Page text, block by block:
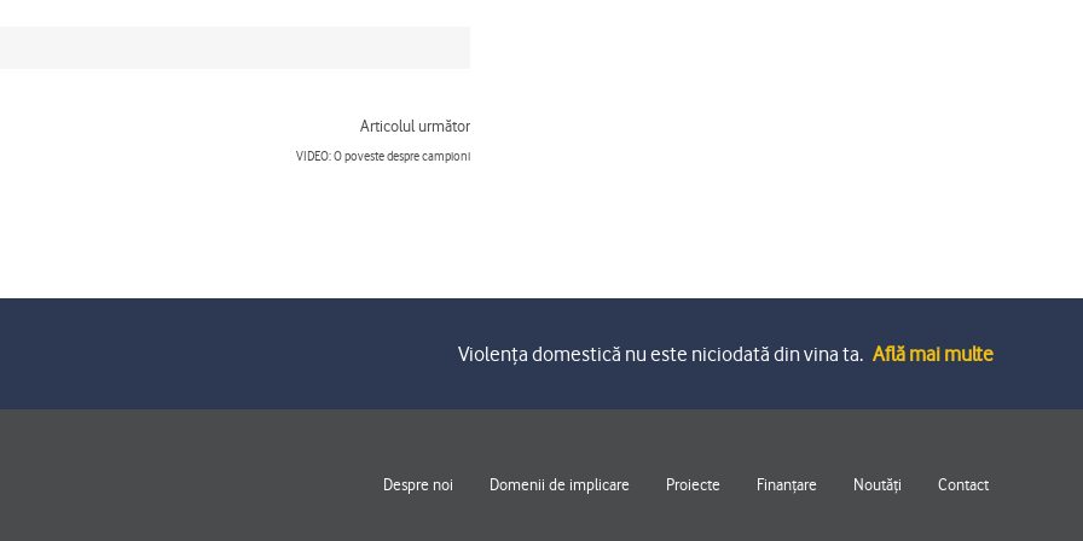
Articolul următor
VIDEO: O poveste despre campioni
Violența domestică nu este niciodată din vina ta. Află mai multe
Despre noi Domenii de implicare Proiecte Finanțare Noutăți Contact